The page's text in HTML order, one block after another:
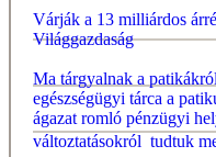
Várják a 13 milliárdos
Világgazdaság
Ma tárgyalnak a
egészségügyi tárca a
ágazat romló pénzügyi
változtatásokról  tudtuk